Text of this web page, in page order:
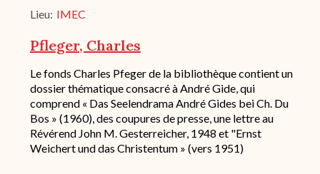
Lieu IMEC
Pfleger, Charles
Description
succincte
fond
/
historique
de
Le fonds Charles Pfeger de la bibliothèque contient un
dossier thématique consacré à André Gide, qui
comprend « Das Seelendrama André Gides bei Ch. Du
Bos » (1960), des coupures de presse, une lettre au
Révérend John M. Gesterreicher, 1948 et "Ernst
Weichert und das Christentum » (vers 1951)